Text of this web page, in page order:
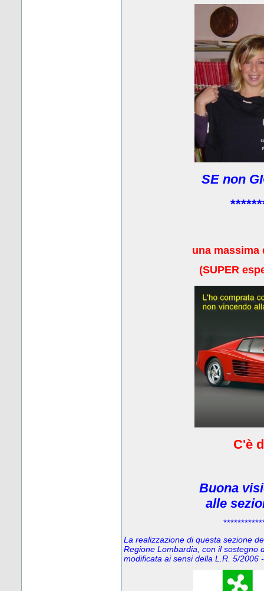
SE non
una massima
(SUPER
C'è
Buona
alle
La realizzazione di questa sezione
Regione Lombardia, con il sostegno
modificata ai sensi della L.R. 5/2006